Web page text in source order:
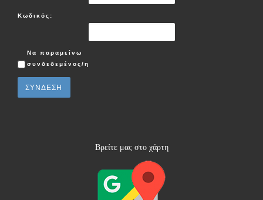
Κωδικός:
Να παραμείνω
συνδεδεμένος/η
ΣΎΝΔΕΣΗ
Βρείτε μας στο χάρτη